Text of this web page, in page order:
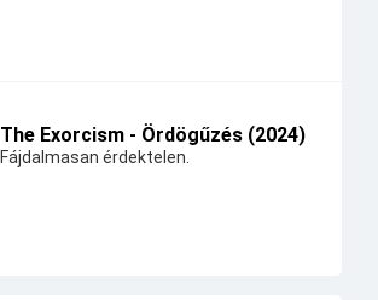
The Exorcism - Ördögűzés (2024)
Fájdalmasan érdektelen.